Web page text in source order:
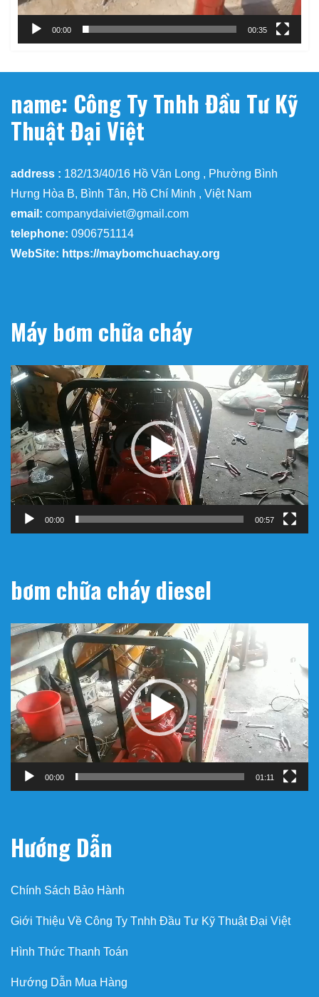
00:00 00:35
name: Công Ty Tnhh Đầu Tư Kỹ
Thuật Đại Việt
address : 182/13/40/16 Hồ Văn Long , Phường Bình
Hưng Hòa B, Bình Tân, Hồ Chí Minh , Việt Nam
email: companydaiviet@gmail.com
telephone: 0906751114
WebSite: https://maybomchuachay.org
Máy bơm chữa cháy
Trình
chơi
Video
00:00 00:57
bơm chữa cháy diesel
Trình
chơi
Video
00:00 01:11
Hướng Dẫn
Chính Sách Bảo Hành
Giới Thiệu Về Công Ty Tnhh Đầu Tư Kỹ Thuật Đại Việt
Hình Thức Thanh Toán
Hướng Dẫn Mua Hàng